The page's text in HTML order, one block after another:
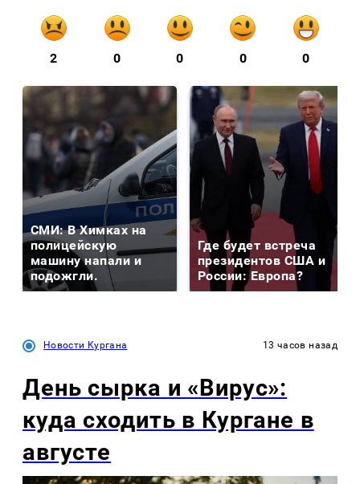
2 0 0 0 0
СМИ: В Химках на
полицейскую
машину напали и
подожгли.
Где будет встреча
президентов США и
России: Европа?
Новости Кургана 13 часов назад
День сырка и «Вирус»:
куда сходить в Кургане в
августе